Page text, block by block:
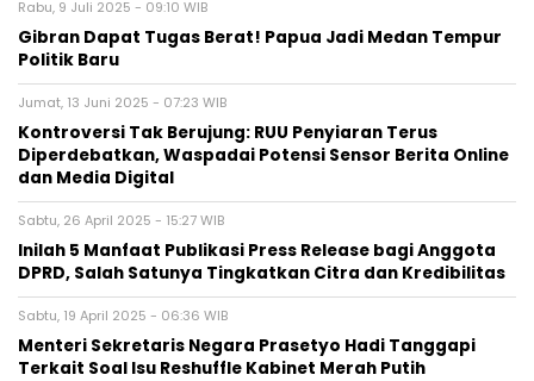
Rabu, 9 Juli 2025 - 09:10 WIB
Gibran Dapat Tugas Berat! Papua Jadi Medan Tempur
Politik Baru
Jumat, 13 Juni 2025 - 07:23 WIB
Kontroversi Tak Berujung: RUU Penyiaran Terus
Diperdebatkan, Waspadai Potensi Sensor Berita Online
dan Media Digital
Sabtu, 26 April 2025 - 15:27 WIB
Inilah 5 Manfaat Publikasi Press Release bagi Anggota
DPRD, Salah Satunya Tingkatkan Citra dan Kredibilitas
Sabtu, 19 April 2025 - 06:36 WIB
Menteri Sekretaris Negara Prasetyo Hadi Tanggapi
Terkait Soal Isu Reshuffle Kabinet Merah Putih